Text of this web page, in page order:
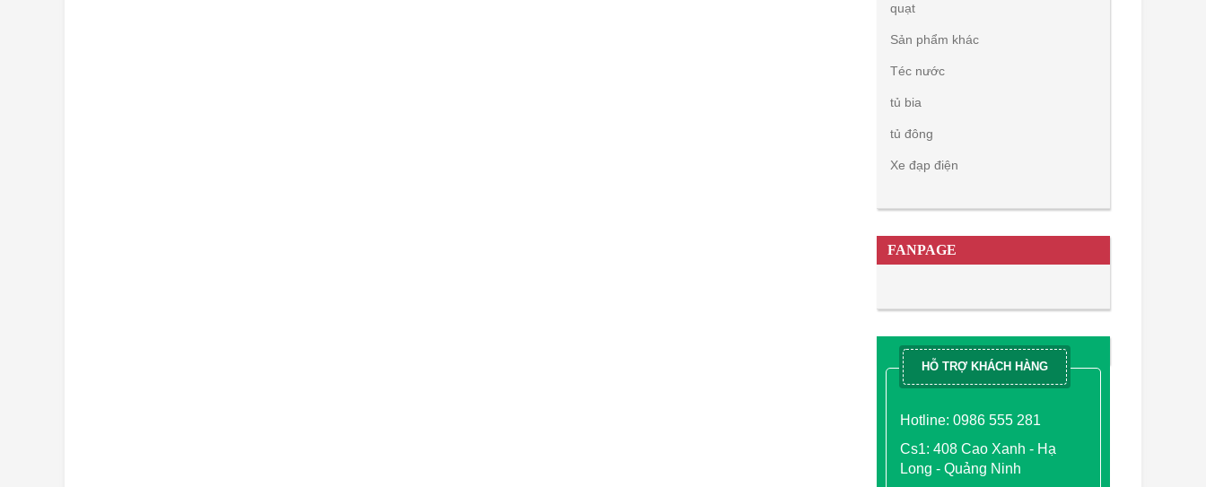
quạt
Sản phẩm khác
Téc nước
tủ bia
tủ đông
Xe đạp điện
FANPAGE
HỖ TRỢ KHÁCH HÀNG
Hotline: 0986 555 281
Cs1: 408 Cao Xanh - Hạ
Long - Quảng Ninh